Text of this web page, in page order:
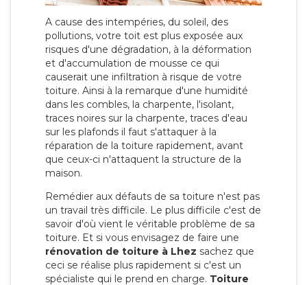
A cause des intempéries, du soleil, des
pollutions, votre toit est plus exposée aux
risques d'une dégradation, à la déformation
et d'accumulation de mousse ce qui
causerait une infiltration à risque de votre
toiture. Ainsi à la remarque d'une humidité
dans les combles, la charpente, l'isolant,
traces noires sur la charpente, traces d'eau
sur les plafonds il faut s'attaquer à la
réparation de la toiture rapidement, avant
que ceux-ci n'attaquent la structure de la
maison.
Remédier aux défauts de sa toiture n'est pas
un travail très difficile. Le plus difficile c'est de
savoir d'où vient le véritable problème de sa
toiture. Et si vous envisagez de faire une
rénovation de toiture à Lhez sachez que
ceci se réalise plus rapidement si c'est un
spécialiste qui le prend en charge. Toiture